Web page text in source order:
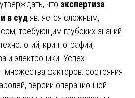
что экспертиза
в суд является сложным,
требующим глубоких знаний
криптографии,
и электроники. Успех
множества факторов: состояния
версии операционной